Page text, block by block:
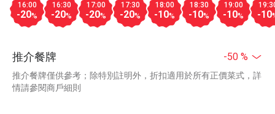
16:00
-20%
16:30
-20%
17:00
-20%
17:30
-20%
18:00
-10%
18:30
-10%
19:00
-10% -10
推介餐牌 -50 %
推介餐牌僅供參考；除特別註明外，折扣適用於所有正價菜式，詳
情請參閱商戶細則